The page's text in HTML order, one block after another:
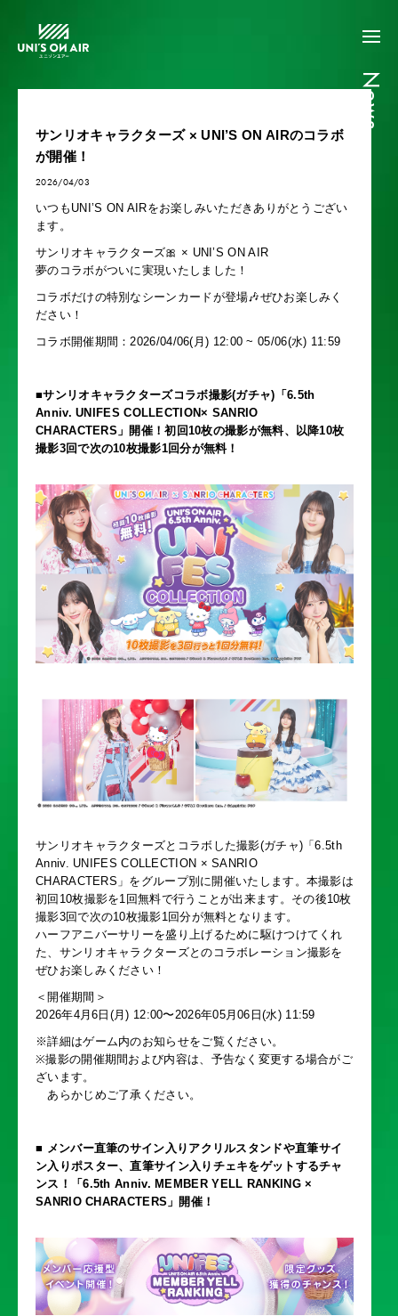
News
サンリオキャラクターズ × UNI’S ON AIRのコラボ
が開催！
2026/04/03
いつもUNI’S ON AIRをお楽しみいただきありがとうござい
ます。
サンリオキャラクターズ🎀 × UNI’S ON AIR
夢のコラボがついに実現いたしました！
コラボだけの特別なシーンカードが登場🎶ぜひお楽しみく
ださい！
コラボ開催期間：2026/04/06(月) 12:00 ~ 05/06(水) 11:59
■サンリオキャラクターズコラボ撮影(ガチャ)「6.5th
Anniv. UNIFES COLLECTION× SANRIO
CHARACTERS」開催！初回10枚の撮影が無料、以降10枚
撮影3回で次の10枚撮影1回分が無料！
サンリオキャラクターズとコラボした撮影(ガチャ)「6.5th
Anniv. UNIFES COLLECTION × SANRIO
CHARACTERS」をグループ別に開催いたします。本撮影は
初回10枚撮影を1回無料で行うことが出来ます。その後10枚
撮影3回で次の10枚撮影1回分が無料となります。
ハーフアニバーサリーを盛り上げるために駆けつけてくれ
た、サンリオキャラクターズとのコラボレーション撮影を
ぜひお楽しみください！
＜開催期間＞
2026年4月6日(月) 12:00〜2026年05月06日(水) 11:59
※詳細はゲーム内のお知らせをご覧ください。
※撮影の開催期間および内容は、予告なく変更する場合がご
ざいます。
あらかじめご了承ください。
■ メンバー直筆のサイン入りアクリルスタンドや直筆サイ
ン入りポスター、直筆サイン入りチェキをゲットするチャ
ンス！「6.5th Anniv. MEMBER YELL RANKING ×
SANRIO CHARACTERS」開催！